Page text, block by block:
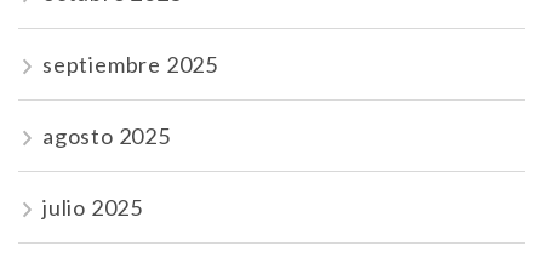
septiembre 2025
agosto 2025
julio 2025